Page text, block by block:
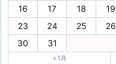
16
17 18 19
23
24 25 26
30
31
« 1月